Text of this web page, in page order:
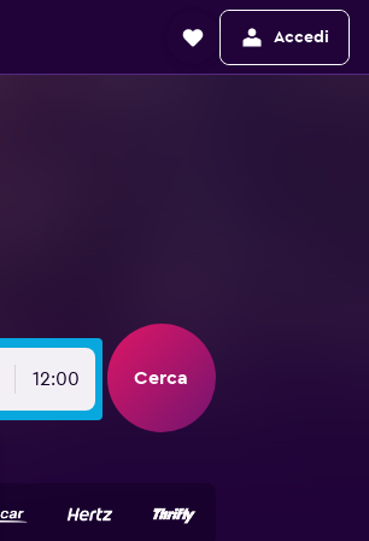
Accedi
12:00 Cerca